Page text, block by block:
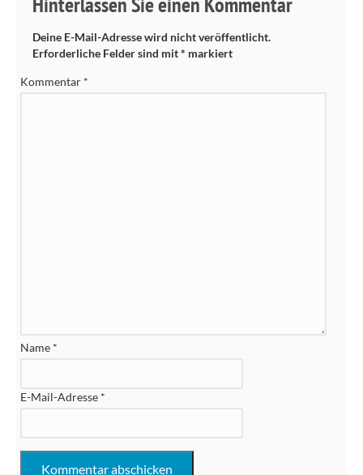
Deine E-Mail-Adresse wird nicht veröffentlicht.
Erforderliche Felder sind mit* markiert
Kommentar *
Name *
E-Mail-Adresse *